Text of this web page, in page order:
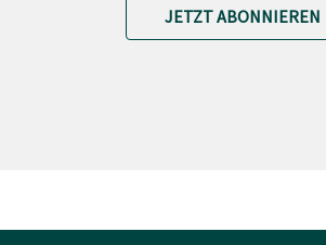
JETZT ABONNIEREN